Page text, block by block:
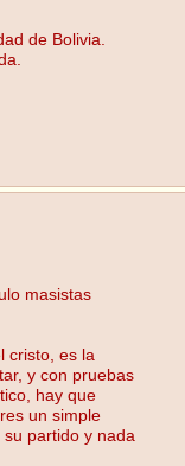
de Bolivia.
masistas
cristo, es la
y con pruebas
hay que
un simple
partido y nada